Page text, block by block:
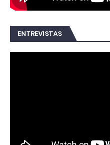
ENTREVISTAS